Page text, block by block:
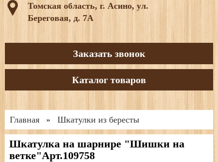
Томская область, г. Асино, ул.
Береговая, д. 7А
Заказать звонок
Каталог товаров
Главная » Шкатулки из бересты
Шкатулка на шарнире "Шишки на
ветке"Арт.109758